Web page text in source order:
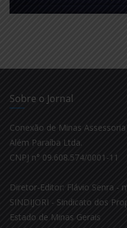
Sobre o Jornal
Conexão de Minas
Além Paraíba Ltda.
CNPJ n° 09.608.574/0001-11
Diretor-Editor: Flávio Senra -
SINDIJORI - Sindicato dos
Estado de Minas Gerais